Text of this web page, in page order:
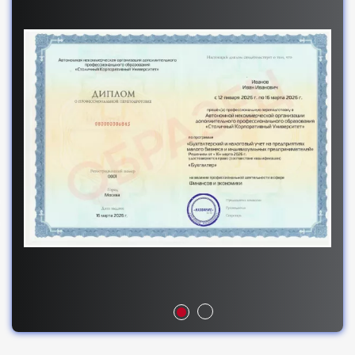
зарабатывать 150 000+. Плюсы: высокий спрос,
возможность удаленной работы, быстрая
карьера. Минусы: полная ответственность,
постоянные изменения в НК РФ (НДС 22%,
новые лимиты ПСН, новые КБК),
ненормированный график. Карьерный путь:
помощник → бухгалтер на участке →
бухгалтер полного цикла → главбух →
аутсорс-практика. Профессия идеальна для
тех, кто готов учиться каждый месяц и не
боится налоговых проверок